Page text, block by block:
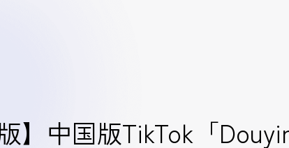
版】中国版TikTok「